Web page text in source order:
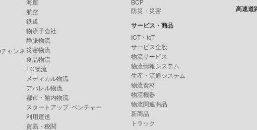
ャンネ
海運
航空
鉄道
物流子会社
静脈物流
災害物流
食品物流
EC物流
メディカル物流
アパレル物流
都市・館内物流
スタートアップ･ベンチャー
利用運送
貿易・税関
BCP
防災・災害
サービス・商品
ICT・IoT
サービス全般
物流サービス
物流情報システム
生産・流通システム
物流資材
物流機器
物流関連商品
新商品
トラック
高速道